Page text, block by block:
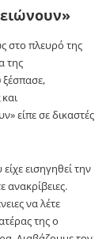
στο πλευρό της
της
ξέσπασε,
και
είπε σε δικαστές
εισηγηθεί την
ανακρίβειες.
να λέτε
της ο